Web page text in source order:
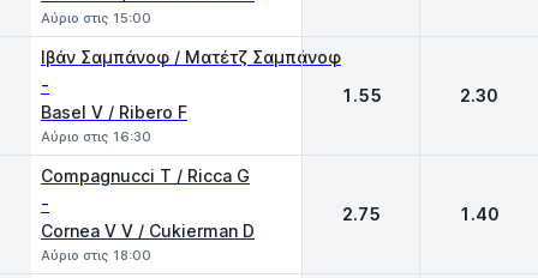
Αύριο στις 15:00
Ιβάν Σαμπάνοφ / Ματέτζ Σαμπάνοφ
-
Basel V / Ribero F
Αύριο στις 16:30
1.55 2.30
Compagnucci T / Ricca G
-
Cornea V V / Cukierman D
Αύριο στις 18:00
2.75 1.40